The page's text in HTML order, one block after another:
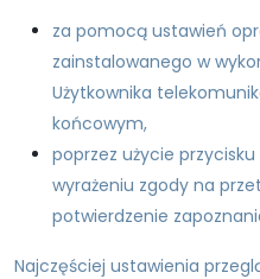
za pomocą ustawień
zainstalowanego w
Użytkownika
końcowym,
poprzez użycie
wyrażeniu zgody na
potwierdzenie
Najczęściej ustawienia